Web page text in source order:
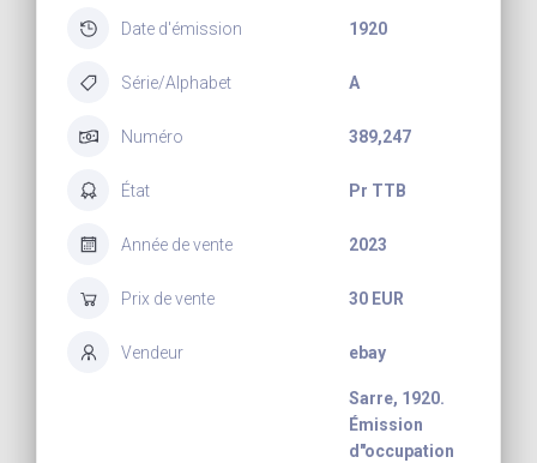
Date d'émission 1920
Série/Alphabet A
Numéro 389,247
État Pr TTB
Année de vente 2023
Prix de vente 30 EUR
Vendeur ebay
Sarre, 1920.
Émission
d"occupation